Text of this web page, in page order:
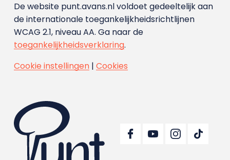
De website punt.avans.nl voldoet gedeeltelijk aan
de internationale toegankelijkheidsrichtlijnen
WCAG 2.1, niveau AA. Ga naar de
toegankelijkheidsverklaring.
Cookie instellingen| Cookies